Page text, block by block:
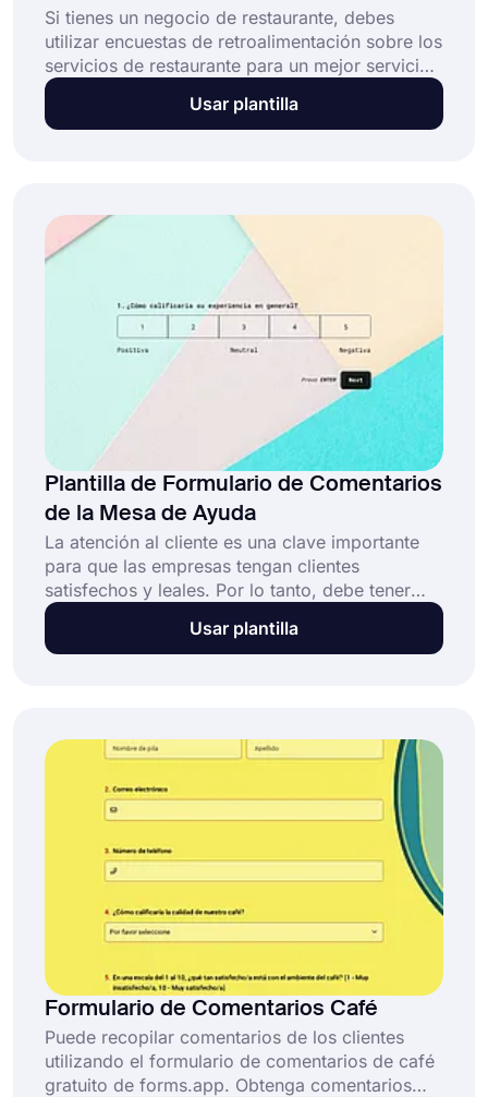
Si tienes un negocio de restaurante, debes
utilizar encuestas de retroalimentación sobre los
servicios de restaurante para un mejor servicio.
Es muy importante recopilar comentarios
positivos o negativos de los clientes. Puedes
Usar plantilla
Plantilla de Formulario de Comentarios
de la Mesa de Ayuda
La atención al cliente es una clave importante
para que las empresas tengan clientes
satisfechos y leales. Por lo tanto, debe tener
excelentes equipos de soporte que realmente
presten atención a los problemas de sus
comience con esta plantilla gratuita de encuesta
de comentarios de la mesa de ayuda de forma
rápida y sencilla.
Usar plantilla
Formulario de Comentarios Café
Puede recopilar comentarios de los clientes
utilizando el formulario de comentarios de café
gratuito de forms.app. Obtenga comentarios